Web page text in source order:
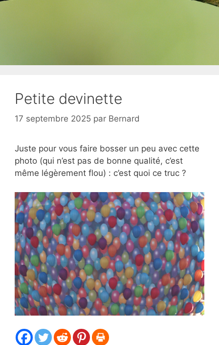
Petite devinette
17 septembre 2025 par Bernard
Juste pour vous faire bosser un peu avec cette
photo (qui n’est pas de bonne qualité, c’est
même légèrement flou) : c’est quoi ce truc ?